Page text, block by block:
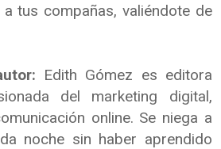
tus compañas, valiéndote de
Edith Gómez es editora
del marketing digital,
online. Se niega a
noche sin haber aprendido